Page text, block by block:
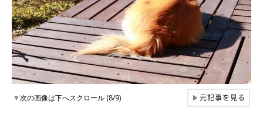
▼次の画像は下へスクロール (8/9) ▶元記事を見る